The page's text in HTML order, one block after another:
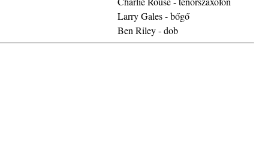
Larry Gales - bőgő
Ben Riley - dob